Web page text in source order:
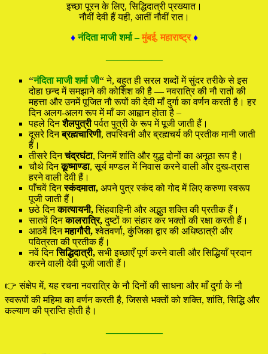
इच्छा पूरन के लिए, सिद्धिदात्री प्रख्यात।
नौवीं देवी हैं यही, आतीं नौवीं रात।
♦नंदिता माजी शर्मा –मुंबई, महाराष्ट्र ♦
—————
“नंदिता माजी शर्मा जी“ने, बहुत ही सरल शब्दों में सुंदर तरीके से इस
दोहा छन्द में समझाने की कोशिश की है — नवरात्रि की नौ रातों की
महत्ता और उनमें पूजित नौ रूपों की देवी माँ दुर्गा का वर्णन करती है। हर
दिन अलग-अलग रूप में माँ का आह्वान होता है –
पहले दिनशैलपुत्रीपर्वत पुत्री के रूप में पूजी जाती हैं।
दूसरे दिनब्रह्मचारिणी, तपस्विनी और ब्रह्मचर्य की प्रतीक मानी जाती
हैं।
तीसरे दिनचंद्रघंटा, जिनमें शांति और युद्ध दोनों का अनूठा रूप है।
चौथे दिनकूष्माण्डा, सूर्य मण्डल में निवास करने वाली और दुख-त्रास
हरने वाली देवी हैं।
पाँचवें दिनस्कंदमाता, अपने पुत्र स्कंद को गोद में लिए करुणा स्वरूप
पूजी जाती हैं।
छठे दिनकात्यायनी,सिंहवाहिनी और अद्भुत शक्ति की प्रतीक हैं।
सातवें दिनकालरात्रि,दुष्टों का संहार कर भक्तों की रक्षा करती हैं।
आठवें दिनमहागौरी,श्वेतवर्णा, कुंजिका द्वार की अधिष्ठात्री और
पवित्रता की प्रतीक हैं।
नवें दिनसिद्धिदात्री,सभी इच्छाएँ पूर्ण करने वाली और सिद्धियाँ प्रदान
करने वाली देवी पूजी जाती हैं।
👉 संक्षेप में, यह रचना नवरात्रि के नौ दिनों की साधना और माँ दुर्गा के नौ
स्वरूपों की महिमा का वर्णन करती है, जिससे भक्तों को शक्ति, शांति, सिद्धि और
कल्याण की प्राप्ति होती है।
—————